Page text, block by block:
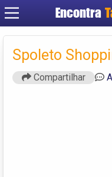
Encontra
Spoleto
Compartilhar